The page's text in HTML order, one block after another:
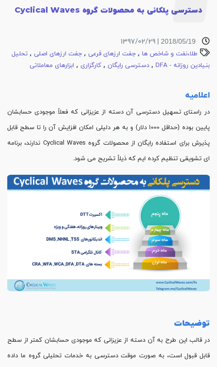
دسترسی پلکانی به محصولات گروه Cyclical Waves
2018/05/19
| 1397/02/29
طلا،نفت و شاخص ها , جفت ارزهای فرعی , جفت ارزهای اصلی , تحلیل
بنیادین روزانه - DFA
, دسترسی رایگان , کارگزاری , ابزارهای معاملاتی
اعلامیه
در راستای تسهیل دسترسی آن دسته از عزیزانی که فعلاً موجودی حسابشان
پایین بوده (حداقل 1000 دلار) و به هر دلیلی امکان افزایش آن را تا سطح قابل
پذیرش برای استفاده رایگان از محصولات گروه Cyclical Waves ندارند، برنامه
ای تشویقی تنظیم کرده ایم که ذیلاً تشریح می شود.
توضیحات
در قالب این طرح به آن دسته از عزیزانی که موجودی حسابشان کمتر از سطح
قابل قبول است، به صورت موقت دسترسی به خدمات تحلیلی گروه ما داده